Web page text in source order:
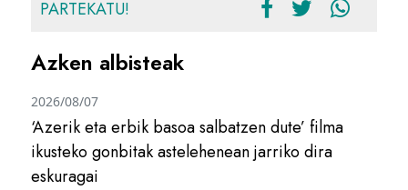
PARTEKATU!
Azken albisteak
‘Azerik eta erbik basoa salbatzen dute’ filma
ikusteko gonbitak astelehenean jarriko dira
eskuragai
2026/08/07